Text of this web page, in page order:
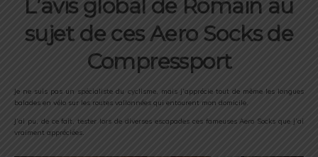
L’avis global de Romain au
sujet de ces Aero Socks de
Compressport
Je ne suis pas un spécialiste du cyclisme, mais j’apprécie tout de même les longues
balades en vélo sur les routes vallonnées qui entourent mon domicile.
J’ai pu, de ce fait, tester lors de diverses escapades ces fameuses Aero Socks que j’ai
vraiment appréciées.